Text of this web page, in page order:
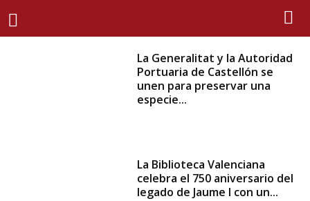
La Generalitat y la Autoridad
Portuaria de Castellón se
unen para preservar una
especie...
La Biblioteca Valenciana
celebra el 750 aniversario del
legado de Jaume I con un...